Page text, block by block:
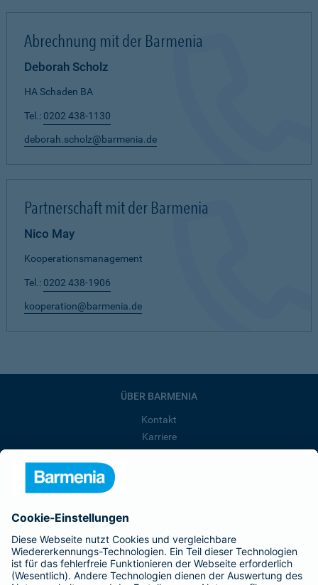
Abrechnung mit der Barmenia
Deborah Scholz
HA Schaden BA
Tel.: 0202 438-1130
deborah.scholz@barmenia.de
Partnerschaft mit der Barmenia
Nico May
Kooperationsmanagement
Tel.: 0202 438-1906
kooperation@barmenia.de
ÜBER BARMENIA
Kontakt
Karriere
Barmenia ist Teil der BarmeniaGothaer
BELIEBTE SEITEN
Kranken-Zusatzversicherung